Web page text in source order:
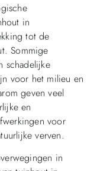
in
tot de
Sommige
schadelijke
voor het milieu en
geven veel
en
voor
verven.
in